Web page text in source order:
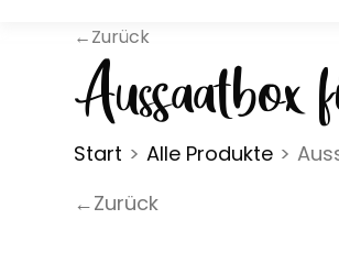
Aussaatbox
Start > Alle Produkte >
←Zurück
←Zurück